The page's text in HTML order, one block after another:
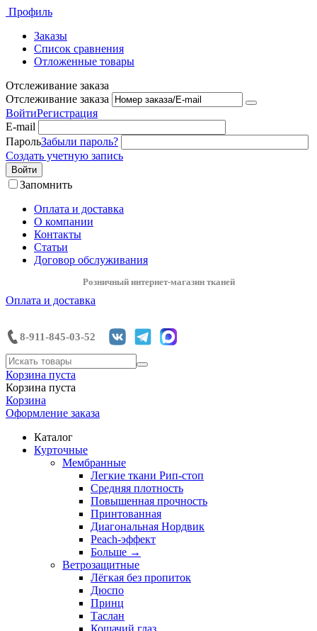
Профиль
Заказы
Список сравнения
Отложенные товары
Отслеживание заказа
Отслеживание заказа
ВойтиРегистрация
E-mail
ПарольЗабыли пароль?
Создать учетную запись
Войти
Запомнить
Оплата и доставка
О компании
Контакты
Статьи
Договор обслуживания
Розничный интернет-магазин тканей
Оплата и доставка
8-911-845-03-52
Корзина пуста
Корзина пуста
Корзина
Оформление заказа
Каталог
Курточные
Мембранные
Легкие ткани Рип-стоп
Средняя плотность
Повышенная прочность
Принтованная
Диагональная Нордвик
Peach-эффект
Больше →
Ветрозащитные
Лёгкая без пропиток
Дюспо
Принц
Таслан
Кошачий глаз